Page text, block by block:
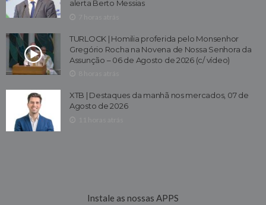
alerta Berto Messias
TURLOCK | Homilia proferida pelo Monsenhor
Gregório Rocha na Novena de Nossa Senhora da
Assunção – 06 de Agosto de 2026 (c/ vídeo)
XTB | Destaques da manhã nos mercados, 07 de
Agosto de 2026
Instale as nossas APPS